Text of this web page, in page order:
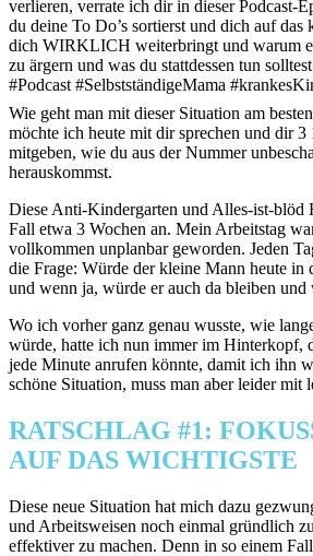
Wie geht man mit dieser Situation am
möchte ich heute mit dir sprechen und dir 3
mitgeben, wie du aus der Nummer
herauskommst.
Diese Anti-Kindergarten und Alles-ist-blöd
Fall etwa 3 Wochen an. Mein Arbeitstag
vollkommen unplanbar geworden. Jeden
die Frage: Würde der kleine Mann heute in
und wenn ja, würde er auch da bleiben und
Wo ich vorher ganz genau wusste, wie
würde, hatte ich nun immer im Hinterkopf,
jede Minute anrufen könnte, damit ich ihn
schöne Situation, muss man aber leider mit
RATSCHLAG #1:
AUF DAS WICHTIGSTE
Diese neue Situation hat mich dazu
und Arbeitsweisen noch einmal gründlich
effektiver zu machen. Denn in so einem